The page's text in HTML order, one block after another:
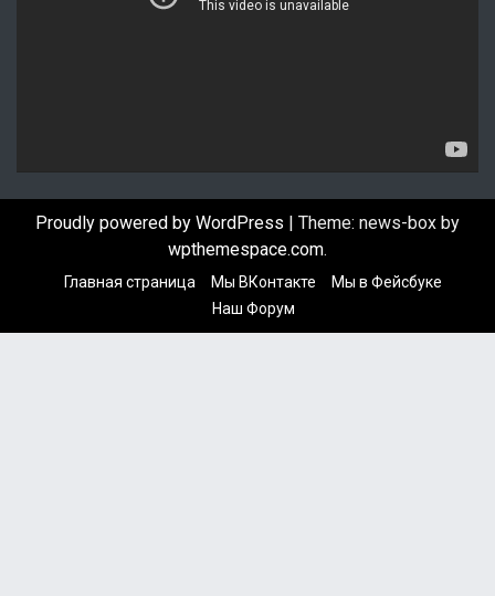
Proudly powered by WordPress | Theme: news-box by
wpthemespace.com.
Главная страница Мы ВКонтакте
Мы в Фейсбуке
Наш Форум